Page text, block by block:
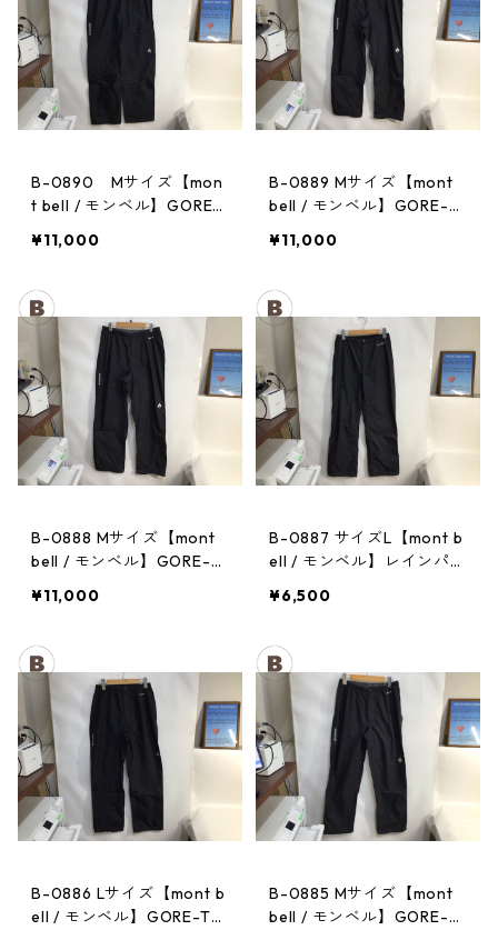
B-0890 Mサイズ【mon
t bell / モンベル】GORE-
ンパンツ：メンズBK
¥11,000
B-0889 Mサイズ【mont
bell / モンベル】GORE-T
パンツ：メンズBK
¥11,000
B-0888 Mサイズ【mont
bell / モンベル】GORE-T
パンツ：メンズBK
¥11,000
B-0887 サイズL【mont b
ell / モンベル】レインパン
ィース
¥6,500
B-0886 Lサイズ【mont b
ell / モンベル】GORE-TE
B-0885 Mサイズ【mont
bell / モンベル】GORE-T